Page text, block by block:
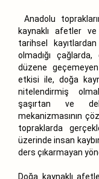
Anadolu
kaynaklı afetler
tarihsel
olmadığı
düzene
etkisi ile, doğa
nitelendirmiş
şaşırtan ve
mekanizmasının
topraklarda
üzerinde insan
ders çıkarmayan
Doğa kaynaklı